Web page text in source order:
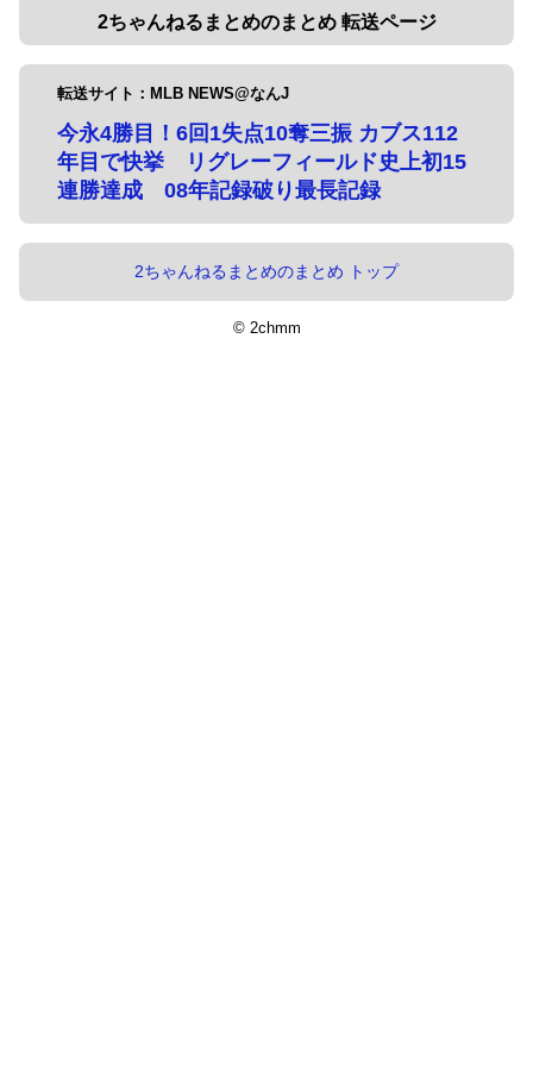
2ちゃんねるまとめのまとめ 転送ページ
転送サイト：MLB NEWS@なんJ
今永4勝目！6回1失点10奪三振 カブス112
年目で快挙 リグレーフィールド史上初15
連勝達成 08年記録破り最長記録
2ちゃんねるまとめのまとめ トップ
© 2chmm